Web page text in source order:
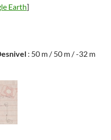
Earth]
: 50 m / 50 m / -32 m